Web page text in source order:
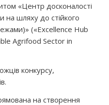
«Центр досконалості
на шляху до стійкого
(«Excellence Hub
Agrifood Sector in
конкурсу,
на створення